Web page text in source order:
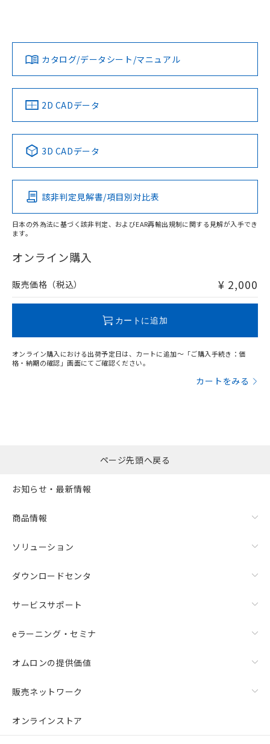
ダウンロードデータをご利用いただく前に、以下を必ずお読
みください。
ソフトウェアの使用条件
対応済み
中国 RoHS 注意事項・凡例
Pb Hg Cd Cr(VI)
O
在庫等で未対応品が混在する可能性があります。
問い合わせください。
カタログ/データシート/マニュアル
2D CADデータ
3D CADデータ
該非判定見解書/項目別対比表
日本の外為法に基づく該非判定、およびEAR再輸出規制に関する見解が入手でき
ます。
オンライン購入
販売価格（税込） ¥ 2,000
カートに追加
オンライン購入における出荷予定日は、カートに追加～「ご購入手続き：価
格・納期の確認」画面にてご確認ください。
カートをみる
ページ先頭へ戻る
お知らせ・最新情報
商品情報
ソリューション
ダウンロードセンタ
サービスサポート
eラーニング・セミナ
オムロンの提供価値
販売ネットワーク
オンラインストア